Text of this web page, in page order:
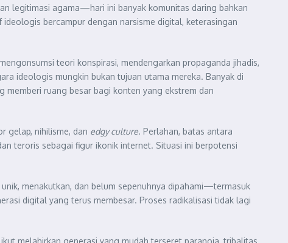
legitimasi agama—hari ini banyak komunitas daring bahkan
bercampur dengan narsisme digital, keterasingan
teori konspirasi, mendengarkan propaganda jihadis,
ideologis mungkin bukan tujuan utama mereka. Banyak di
ruang besar bagi konten yang ekstrem dan
gelap, nihilisme, dan edgy culture. Perlahan, batas antara
teroris sebagai figur ikonik internet. Situasi ini berpotensi
menakutkan, dan belum sepenuhnya dipahami—termasuk
digital yang terus membesar. Proses radikalisasi tidak lagi
melahirkan generasi yang mudah terseret paranoia, tribalitas,